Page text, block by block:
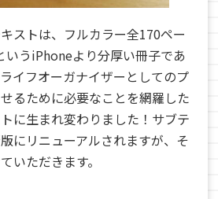
ストは、フルカラー全170ペー
うiPhoneより分厚い冊子であ
イフオーガナイザーとしてのプ
るために必要なことを網羅した
に生まれ変わりました！サブテ
にリニューアルされますが、そ
いただきます。